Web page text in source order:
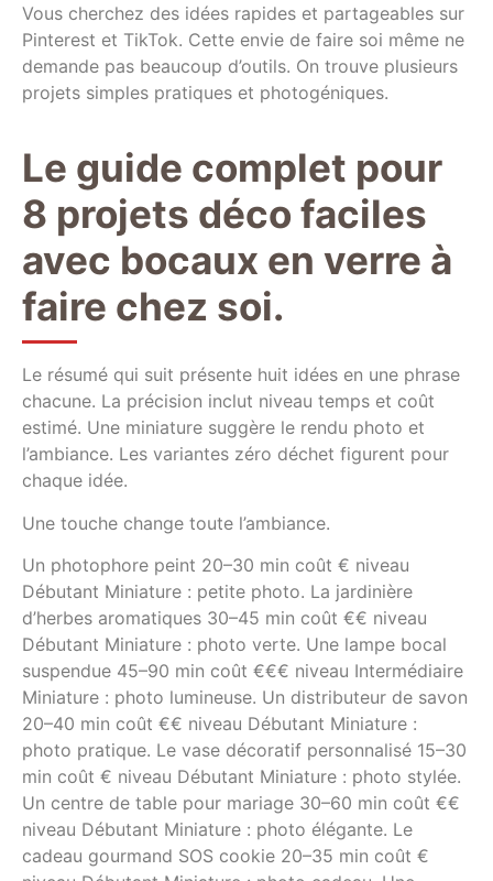
Vous cherchez des idées rapides et partageables sur
Pinterest et TikTok. Cette envie de faire soi même ne
demande pas beaucoup d’outils. On trouve plusieurs
projets simples pratiques et photogéniques.
Le guide complet pour
8 projets déco faciles
avec bocaux en verre à
faire chez soi.
Le résumé qui suit présente huit idées en une phrase
chacune. La précision inclut niveau temps et coût
estimé. Une miniature suggère le rendu photo et
l’ambiance. Les variantes zéro déchet figurent pour
chaque idée.
Une touche change toute l’ambiance.
Un photophore peint 20–30 min coût € niveau
Débutant Miniature : petite photo. La jardinière
d’herbes aromatiques 30–45 min coût €€ niveau
Débutant Miniature : photo verte. Une lampe bocal
suspendue 45–90 min coût €€€ niveau Intermédiaire
Miniature : photo lumineuse. Un distributeur de savon
20–40 min coût €€ niveau Débutant Miniature :
photo pratique. Le vase décoratif personnalisé 15–30
min coût € niveau Débutant Miniature : photo stylée.
Un centre de table pour mariage 30–60 min coût €€
niveau Débutant Miniature : photo élégante. Le
cadeau gourmand SOS cookie 20–35 min coût €